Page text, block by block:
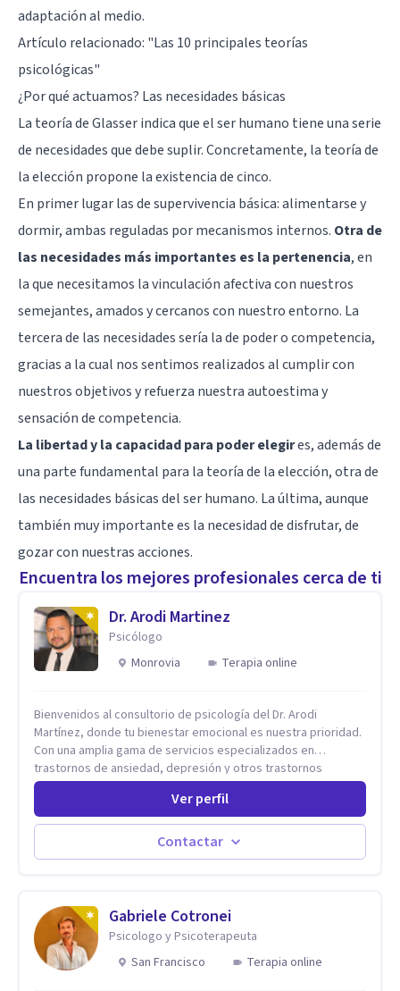
adaptación al medio.
Artículo relacionado: "Las 10 principales teorías
psicológicas"
¿Por qué actuamos? Las necesidades básicas
La teoría de Glasser indica que el ser humano tiene una serie
de necesidades que debe suplir. Concretamente, la teoría de
la elección propone la existencia de cinco.
En primer lugar las de supervivencia básica: alimentarse y
dormir, ambas reguladas por mecanismos internos. Otra de
las necesidades más importantes es la pertenencia, en
la que necesitamos la vinculación afectiva con nuestros
semejantes, amados y cercanos con nuestro entorno. La
tercera de las necesidades sería la de poder o competencia,
gracias a la cual nos sentimos realizados al cumplir con
nuestros objetivos y refuerza nuestra autoestima y
sensación de competencia.
La libertad y la capacidad para poder elegires, además de
una parte fundamental para la teoría de la elección, otra de
las necesidades básicas del ser humano. La última, aunque
también muy importante es la necesidad de disfrutar, de
gozar con nuestras acciones.
Encuentra los mejores profesionales cerca de ti
Dr. Arodi Martinez
Psicólogo
Monrovia
Terapia online
Bienvenidos al consultorio de psicología del Dr. Arodi
Martínez, donde tu bienestar emocional es nuestra prioridad.
Con una amplia gama de servicios especializados en
trastornos de ansiedad, depresión y otros trastornos
emocionales, estamos dedicados a ofrecerte el mejor
tratamiento para mejorar tu salud mental. En nuestro
consultorio, ofrecemos una variedad de terapias y
tratamientos diseñados para satisfacer tus necesidades
específicas: Terapia para Trastornos de Ansiedad y
para ayudarte a recuperar tu bienestar emocional. Terapia
Individual, de Pareja y Familiar: Trabajamos contigo y tus
seres queridos para fortalecer las relaciones y mejorar la
dinámica familiar. Evaluaciones Psicológicas y Terapias
Ver perfil
Contactar
Gabriele Cotronei
Psicologo y Psicoterapeuta
San Francisco
Terapia online